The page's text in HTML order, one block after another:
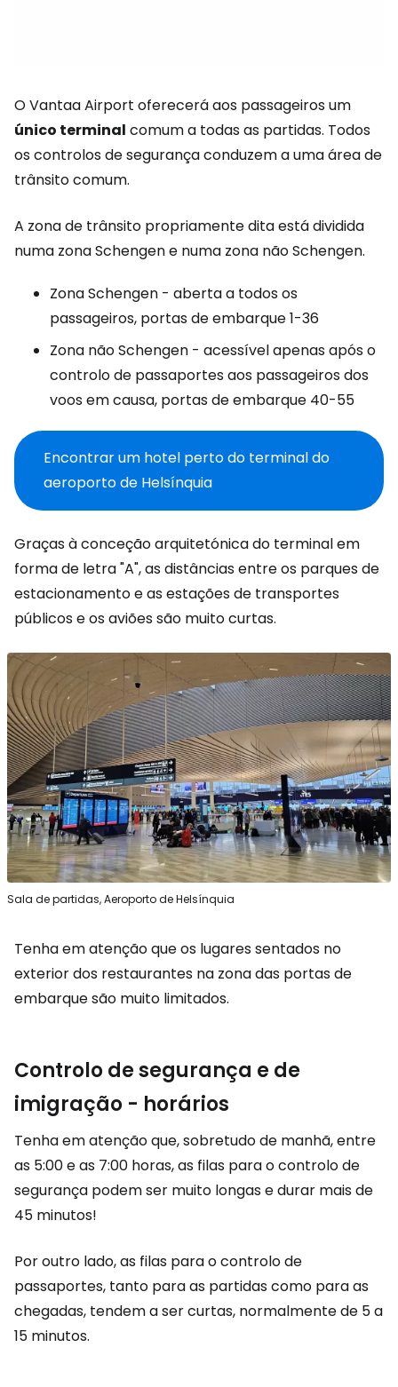
O Vantaa Airport oferecerá aos passageiros um
único terminal comum a todas as partidas. Todos
os controlos de segurança conduzem a uma área de
trânsito comum.
A zona de trânsito propriamente dita está dividida
numa zona Schengen e numa zona não Schengen.
Zona Schengen - aberta a todos os
passageiros, portas de embarque 1-36
Zona não Schengen - acessível apenas após o
controlo de passaportes aos passageiros dos
voos em causa, portas de embarque 40-55
Encontrar um hotel perto do terminal do
aeroporto de Helsínquia
Graças à conceção arquitetónica do terminal em
forma de letra "A", as distâncias entre os parques de
estacionamento e as estações de transportes
públicos e os aviões são muito curtas.
Sala de partidas, Aeroporto de Helsínquia
Tenha em atenção que os lugares sentados no
exterior dos restaurantes na zona das portas de
embarque são muito limitados.
Controlo de segurança e de
imigração - horários
Tenha em atenção que, sobretudo de manhã, entre
as 5:00 e as 7:00 horas, as filas para o controlo de
segurança podem ser muito longas e durar mais de
45 minutos!
Por outro lado, as filas para o controlo de
passaportes, tanto para as partidas como para as
chegadas, tendem a ser curtas, normalmente de 5 a
15 minutos.